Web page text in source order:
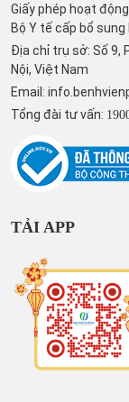
Giấy phép hoạt
Bộ Y tế cấp bổ
Địa chỉ trụ sở: Số 9,
Nội, Việt Nam
Email:
Tổng đài tư vấn:
TẢI APP